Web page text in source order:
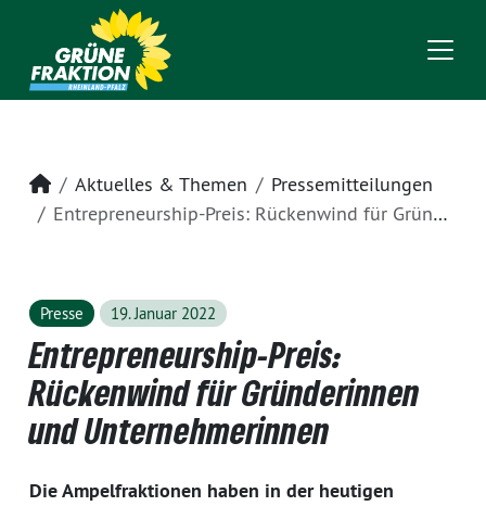
Startseite
Aktuelles & Themen
Pressemitteilungen
Entrepreneurship-Preis: Rückenwind für Gründerinnen und Unternehmerinnen
Presse 19. Januar 2022
Entrepreneurship-Preis:
Rückenwind für Gründerinnen
und Unternehmerinnen
Die Ampelfraktionen haben in der heutigen